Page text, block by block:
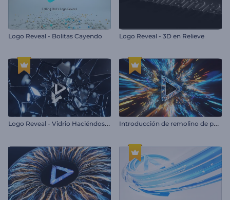
Logo Reveal - Bolitas Cayendo Logo Reveal - 3D en Relieve
L
ogo Reveal - Vidrio Haciéndose Añicos I
ntroducción de remolino de partículas brillantes